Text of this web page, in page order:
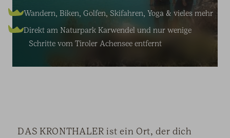
Wandern, Biken, Golfen, Skifahren, Yoga & vieles mehr
Direkt am Naturpark Karwendel und nur wenige
Schritte vom Tiroler Achensee entfernt
In- & Outdoorpool, verschiedene Saunen, Ruheräume &
Treatmentbereich
Raum zum Ankommen, Loslassen & Kraft schöpfen
Regionale Qualität, kompromisslose Frische & vitale
Gerichte
Vegetarische, vegane & allergikerfreundliche Optionen
Adults-Only-Rückzugsort für Gäste ab 14 Jahren in
inspirierender Alleinlage
Einzigartige Erlebnisse und Events
DAS KRONTHALER ist ein Ort, der dich